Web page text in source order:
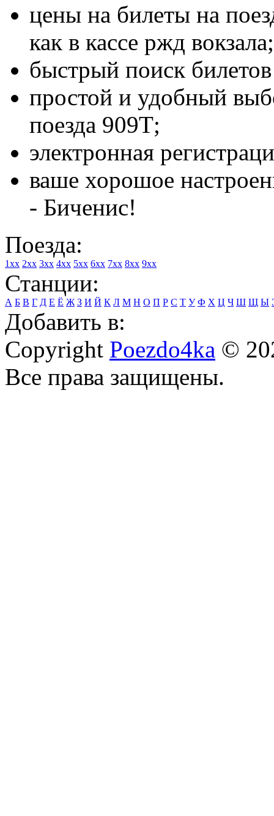
цены на билеты на
как в кассе ржд вокзала;
быстрый поиск
простой и удобный
поезда 909Т;
электронная
ваше хорошое
- Биченис!
Поезда:
1xx 2xx 3xx 4xx 5xx 6xx 7xx 8xx 9xx
Станции:
А Б В Г Д Е Ё Ж З И Й К Л М Н О П Р С Т У Ф Х Ц Ч Ш Щ Ы
Добавить в:
Copyright Poezdo4ka ©
Все права защищены.